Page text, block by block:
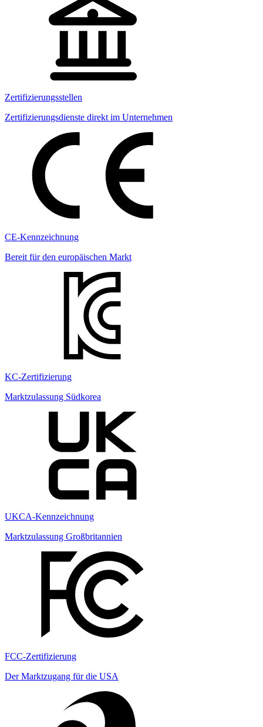
Zertifizierungsstellen
Zertifizierungsdienste direkt im Unternehmen
CE-Kennzeichnung
Bereit für den europäischen Markt
KC-Zertifizierung
Marktzulassung Südkorea
UKCA-Kennzeichnung
Marktzulassung Großbritannien
FCC-Zertifizierung
Der Marktzugang für die USA